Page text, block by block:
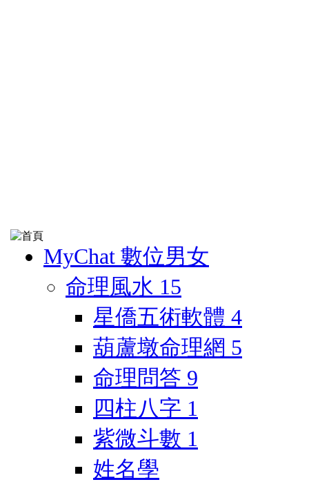
MyChat 數位男女
命理風水 15
星僑五術軟體 4
葫蘆墩命理網 5
命理問答 9
四柱八字 1
紫微斗數 1
姓名學